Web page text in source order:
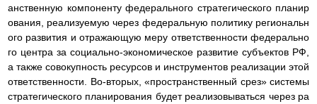
анственную компоненту федерального стратегического планир
ования, реализуемую через федеральную политику региональн
ого развития и отражающую меру ответственности федерально
го центра за социально-экономическое развитие субъектов РФ,
а также совокупность ресурсов и инструментов реализации этой
ответственности. Во-вторых, «пространственный срез» системы
стратегического планирования будет реализовываться через ра